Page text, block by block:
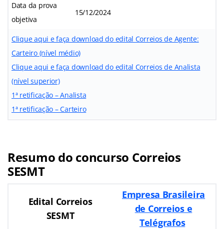
Data da prova
objetiva
15/12/2024
Clique aqui e faça download do edital Correios de Agente:
Carteiro (nível médio)
Clique aqui e faça download do edital Correios de Analista
(nível superior)
1ª retificação – Analista
1ª retificação – Carteiro
Resumo do concurso Correios
SESMT
Edital Correios
SESMT
Empresa Brasileira
de Correios e
Telégrafos